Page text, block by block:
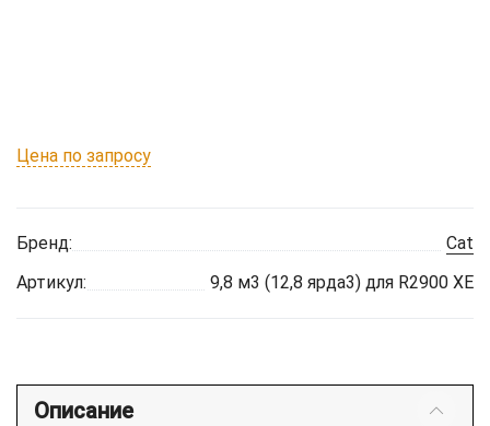
Цена по запросу
Бренд:
Cat
Артикул:
9,8 м3 (12,8 ярда3) для R2900 XE
Описание